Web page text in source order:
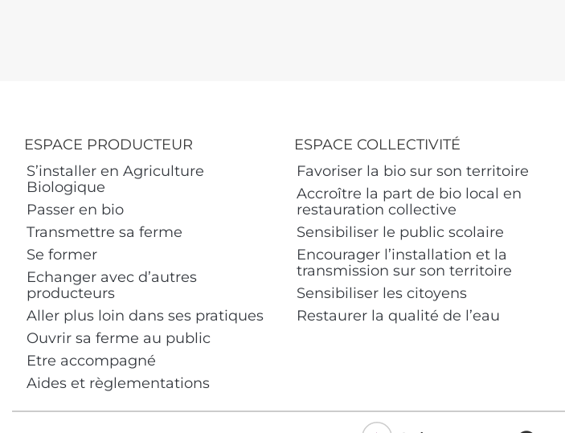
ESPACE PRODUCTEUR
S’installer en Agriculture
Biologique
Passer en bio
Transmettre sa ferme
Se former
Echanger avec d’autres
producteurs
Aller plus loin dans ses pratiques
Ouvrir sa ferme au public
Etre accompagné
Aides et règlementations
ESPACE COLLECTIVITÉ
Favoriser la bio sur son territoire
Accroître la part de bio local en
restauration collective
Sensibiliser le public scolaire
Encourager l’installation et la
transmission sur son territoire
Sensibiliser les citoyens
Restaurer la qualité de l’eau